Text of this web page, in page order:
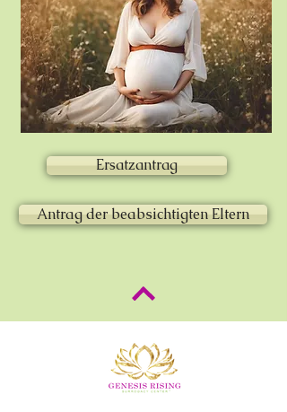
Ersatzantrag
Antrag der beabsichtigten Eltern